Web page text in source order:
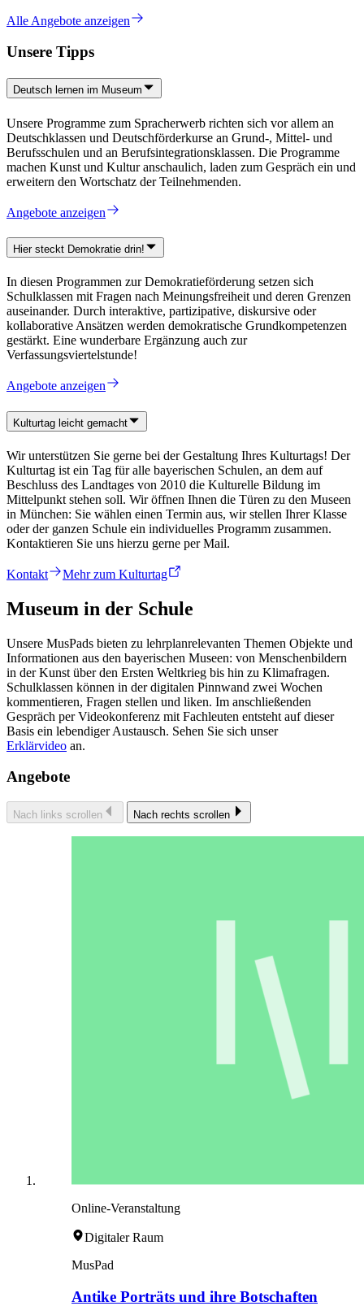
Alle Angebote anzeigen
Unsere Tipps
Deutsch lernen im Museum
Unsere Programme zum Spracherwerb richten sich vor allem an
Deutschklassen und Deutschförderkurse an Grund-, Mittel- und
Berufsschulen und an Berufsintegrationsklassen. Die Programme
machen Kunst und Kultur anschaulich, laden zum Gespräch ein und
erweitern den Wortschatz der Teilnehmenden.
Angebote anzeigen
Hier steckt Demokratie drin!
In diesen Programmen zur Demokratieförderung setzen sich
Schulklassen mit Fragen nach Meinungsfreiheit und deren Grenzen
auseinander. Durch interaktive, partizipative, diskursive oder
kollaborative Ansätzen werden demokratische Grundkompetenzen
gestärkt. Eine wunderbare Ergänzung auch zur
Verfassungsviertelstunde!
Angebote anzeigen
Kulturtag leicht gemacht
Wir unterstützen Sie gerne bei der Gestaltung Ihres Kulturtags! Der
Kulturtag ist ein Tag für alle bayerischen Schulen, an dem auf
Beschluss des Landtages von 2010 die Kulturelle Bildung im
Mittelpunkt stehen soll. Wir öffnen Ihnen die Türen zu den Museen
in München: Sie wählen einen Termin aus, wir stellen Ihrer Klasse
oder der ganzen Schule ein individuelles Programm zusammen.
Kontaktieren Sie uns hierzu gerne per Mail.
Kontakt Mehr zum Kulturtag
Museum in der Schule
Unsere MusPads bieten zu lehrplanrelevanten Themen Objekte und
Informationen aus den bayerischen Museen: von Menschenbildern
in der Kunst über den Ersten Weltkrieg bis hin zu Klimafragen.
Schulklassen können in der digitalen Pinnwand zwei Wochen
kommentieren, Fragen stellen und liken. Im anschließenden
Gespräch per Videokonferenz mit Fachleuten entsteht auf dieser
Basis ein lebendiger Austausch. Sehen Sie sich unser
Erklärvideo an.
Angebote
Nach links scrollen Nach rechts scrollen
Online-Veranstaltung
Digitaler Raum
MusPad
Antike Porträts und ihre Botschaften